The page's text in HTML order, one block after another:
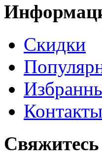
Скидки
Контакты